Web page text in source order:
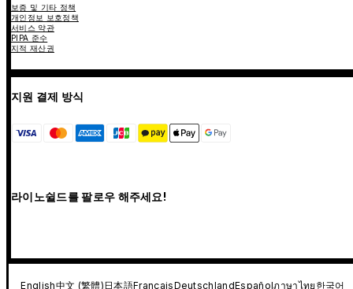
보증 및 기타 정책
개인정보 보호정책
서비스 약관
PIPA 준수
지적 재산권
지원 결제 방식
라이노쉴드를 팔로우 해주세요!
English中文 (繁體) 日本語FrançaisDeutschlandEspañolภาษาไทย 한국어